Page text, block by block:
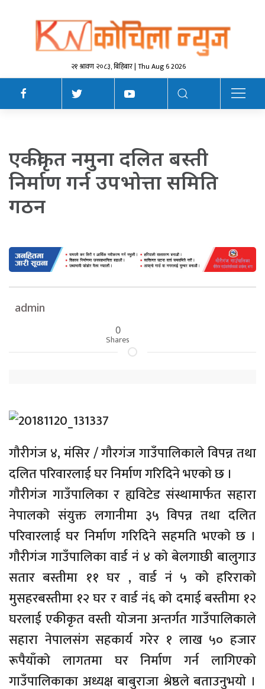
२१ श्रावण २०८३, बिहिबार | Thu Aug 6 2026
एकीकृत नमुना दलित बस्ती
निर्माण गर्न उपभाेत्ता समिति
गठन
admin
0
Shares
गाैरीगंज ४, मंसिर / गाैरगंज गाउँपालिकाले विपन्न तथा
दलित परिवारलाई घर निर्माण गरिदिने भएकाे छ ।
गाैरीगंज गाउँपालिका र ह्यविटेड संस्थामार्फत सहारा
नेपालकाे संयुक्त लगानीमा ३५ विपन्न तथा दलित
परिवारलाई घर निर्माण गरिदिने सहमति भएकाे छ ।
गाैरीगंज गाउँपालिका वार्ड नं ४ काे बेलगाछी बालुगाउ
सतार बस्तीमा ११ घर , वार्ड नं ५ काे हरिराकाे
मुसहरबस्तीमा १२ घर र वार्ड नं६ काे दमाई बस्तीमा १२
घरलाई एकीकृत वस्ती याेजना अन्तर्गत गाउँपालिकाले
सहारा नेपालसंग सहकार्य गरेर १ लाख ५० हजार
रूपैयाँकाे लागतमा घर निर्माण गर्न लागिएकाे
गाउँपालिकाका अध्यक्ष बाबुराजा श्रेष्ठले बताउनुभयाे ।